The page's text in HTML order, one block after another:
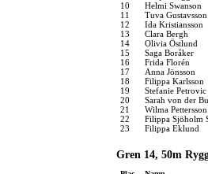
10
Helmi Swanson
11
Tuva Gustavsson
12
Ida Kristiansson
13
Clara Bergh
14
Olivia Östlund
15
Saga Boråker
16
Frida Florén
17
Anna Jönsson
18
Filippa Karlsson
19
Stefanie Petrovic
20
Sarah von der
21
Wilma Pettersson
22
Filippa Sjöholm
23
Filippa Eklund
Gren 14, 50m